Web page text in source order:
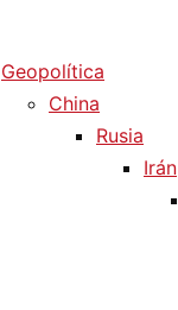
Geopolítica
China
Rusia
Irán